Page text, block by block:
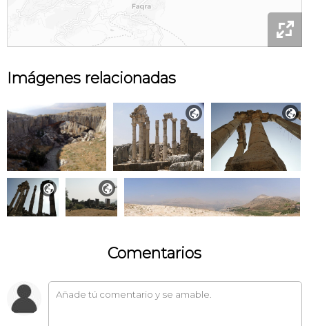

Imágenes relacionadas
 
 
Comentarios